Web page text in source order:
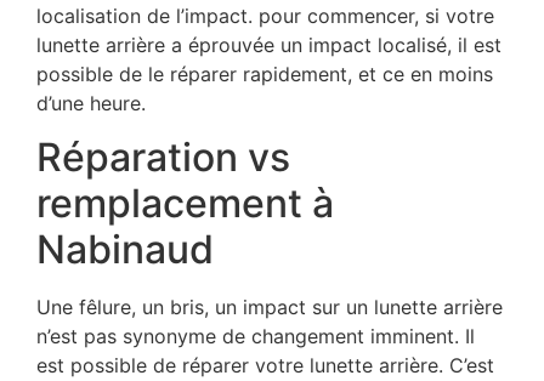
localisation de l’impact. pour commencer, si votre
lunette arrière a éprouvée un impact localisé, il est
possible de le réparer rapidement, et ce en moins
d’une heure.
Réparation vs
remplacement à
Nabinaud
Une fêlure, un bris, un impact sur un lunette arrière
n’est pas synonyme de changement imminent. Il
est possible de réparer votre lunette arrière. C’est